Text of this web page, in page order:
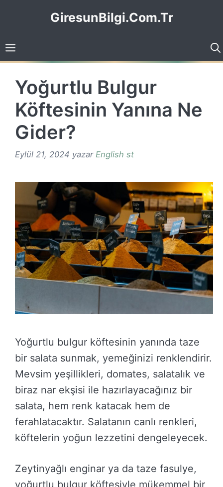
GiresunBilgi.Com.Tr
Yoğurtlu Bulgur
Köftesinin Yanına Ne
Gider?
Eylül 21, 2024 yazar English st
Yoğurtlu bulgur köftesinin yanında taze
bir salata sunmak, yemeğinizi renklendirir.
Mevsim yeşillikleri, domates, salatalık ve
biraz nar ekşisi ile hazırlayacağınız bir
salata, hem renk katacak hem de
ferahlatacaktır. Salatanın canlı renkleri,
köftelerin yoğun lezzetini dengeleyecek.
Zeytinyağlı enginar ya da taze fasulye,
yoğurtlu bulgur köftesiyle mükemmel bir